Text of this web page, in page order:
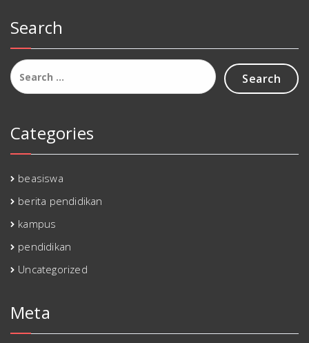
Search
Search
for:
Categories
beasiswa
berita pendidikan
kampus
pendidikan
Uncategorized
Meta